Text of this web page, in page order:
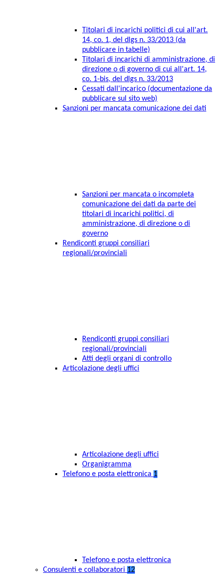
Titolari di incarichi politici di cui all'art.
14, co. 1, del dlgs n. 33/2013 (da
pubblicare in tabelle)
Titolari di incarichi di amministrazione, di
direzione o di governo di cui all'art. 14,
co. 1-bis, del dlgs n. 33/2013
Cessati dall'incarico (documentazione da
pubblicare sul sito web)
Sanzioni per mancata comunicazione dei dati
Sanzioni per mancata o incompleta
comunicazione dei dati da parte dei
titolari di incarichi politici, di
amministrazione, di direzione o di
governo
Rendiconti gruppi consiliari
regionali/provinciali
Rendiconti gruppi consiliari
regionali/provinciali
Atti degli organi di controllo
Articolazione degli uffici
Articolazione degli uffici
Organigramma
Telefono e posta elettronica 1
Telefono e posta elettronica
Consulenti e collaboratori 12